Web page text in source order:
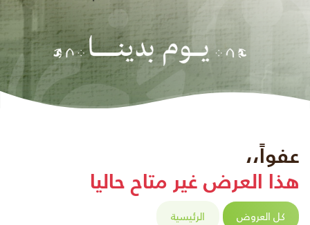
عفواً،،
هذا العرض غير متاح حاليا
كل العروض الرئيسية